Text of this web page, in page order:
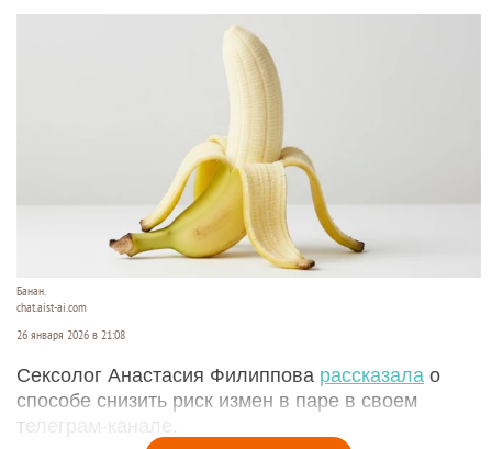
Банан.
chat.aist-ai.com
26 января 2026 в 21:08
Сексолог Анастасия Филиппова рассказала о
способе снизить риск измен в паре в своем
телеграм-канале.